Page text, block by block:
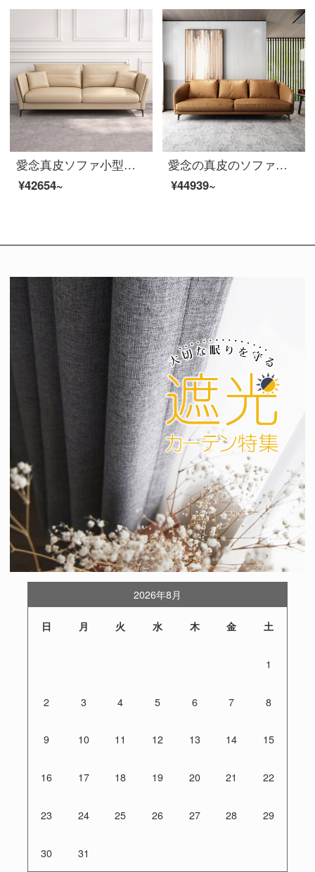
愛念真皮ソファ小型タイプ3人の頭の層の牛皮の回転角ソファセット意式軽い豪華客間家具1816〓黄色【頭の層のナパの皮/ダウンジャケット】2.2 m 3人位（2つのカバン）
¥42654~
愛念の真皮のソファーヘッド層の牛皮北欧の小型住宅タイプの三人はイタリア式の軽い豪華客間家具989〓カーキの黄色の真皮2.8メートルの大きい四人です。
¥44939~
2026年8月
日 月 火 水 木 金 土
1
2 3 4 5 6 7 8
9 10 11 12 13 14 15
16 17 18 19 20 21 22
23 24 25 26 27 28 29
30 31